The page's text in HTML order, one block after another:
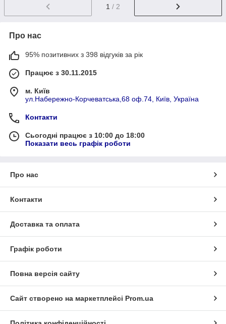
1 / 2
Про нас
95% позитивних з 398 відгуків за рік
Працює з 30.11.2015
м. Київ
ул.Набережно-Корчеватська,68 оф.74, Київ, Україна
Контакти
Сьогодні працює з 10:00 до 18:00
Показати весь графік роботи
Про нас
Контакти
Доставка та оплата
Графік роботи
Повна версія сайту
Сайт створено на маркетплейсі Prom.ua